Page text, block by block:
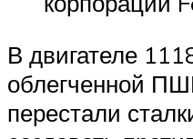
В двигателе
облегченной
перестали